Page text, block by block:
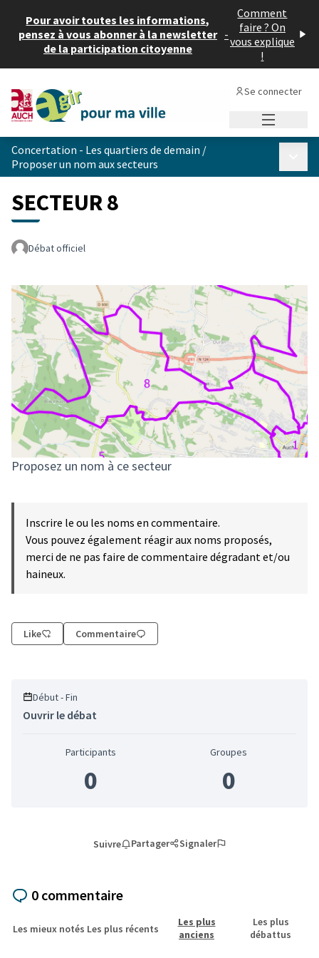
Pour avoir toutes les informations,
pensez à vous abonner à la newsletter
de la participation citoyenne
-
Comment
faire ? On
vous explique
!
Se connecter
Concertation - Les quartiers de demain /
Proposer un nom aux secteurs
SECTEUR 8
Débat officiel
Proposez un nom à ce secteur
Inscrire le ou les noms en commentaire.
Vous pouvez également réagir aux noms proposés,
merci de ne pas faire de commentaire dégradant et/ou
haineux.
Like Commentaire
Début - Fin
Ouvrir le débat
Participants
0
Groupes
0
Suivre Partager Signaler
0 commentaire
Les mieux notés Les plus récents
Les plus
anciens
Les plus
débattus